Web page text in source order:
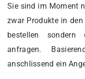
Sie sind im Moment
zwar Produkte in
bestellen sondern
anfragen.
anschlissend ein